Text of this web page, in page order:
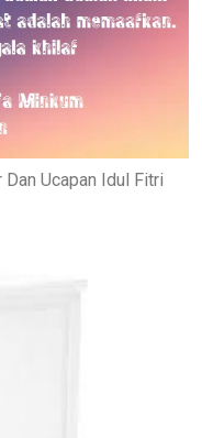
Ucapan Idul Fitri